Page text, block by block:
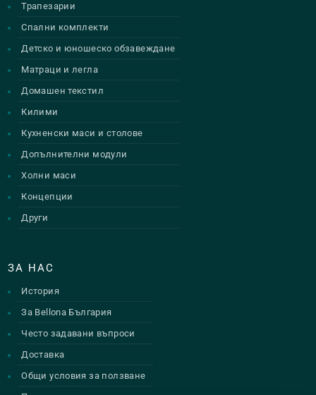
Трапезарии
Спални комплекти
Детско и юношеско обзавеждане
Матраци и легла
Домашен текстил
Килими
Кухненски маси и столове
Допълнителни модули
Холни маси
Концепции
Други
ЗА НАС
История
За Bellona България
Често задавани въпроси
Доставка
Общи условия за ползване